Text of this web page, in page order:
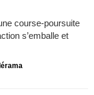
course-poursuite
s’emballe et